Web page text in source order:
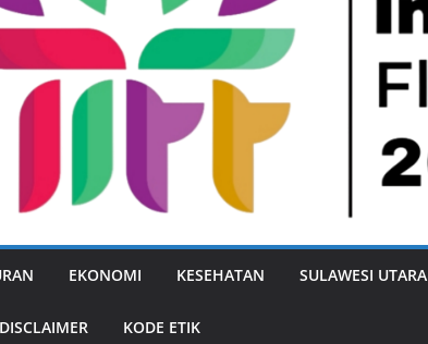
EKONOMI KESEHATAN SULAWESI UTARA
DISCLAIMER KODE ETIK